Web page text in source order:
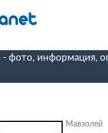
- фото, информация,